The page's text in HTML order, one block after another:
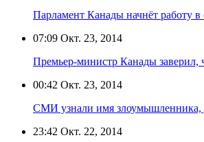
Парламент Канады начнёт работу
07:09 Окт. 23, 2014
Премьер-министр Канады заверил,
00:42 Окт. 23, 2014
СМИ узнали имя злоумышленника,
23:42 Окт. 22, 2014